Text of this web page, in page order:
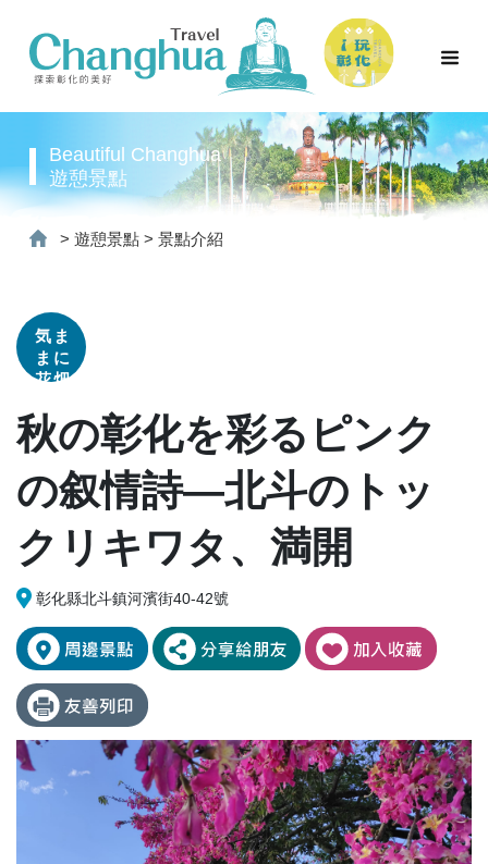
Beautiful Changhua
遊憩景點
> 遊憩景點 > 景點介紹
気ま
まに
花畑
秋の彰化を彩るピンク
の叙情詩―北斗のトッ
クリキワタ、満開
彰化縣北斗鎮河濱街40-42號